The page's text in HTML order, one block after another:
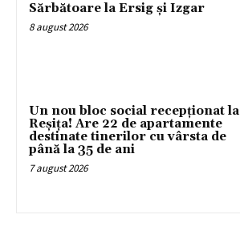
Sărbătoare la Ersig și Izgar
8 august 2026
Un nou bloc social recepționat la
Reșița! Are 22 de apartamente
destinate tinerilor cu vârsta de
până la 35 de ani
7 august 2026